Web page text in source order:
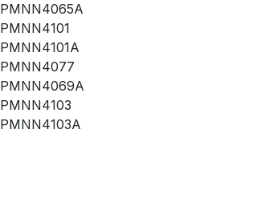
PMNN4065A
PMNN4101
PMNN4101A
PMNN4077
PMNN4069A
PMNN4103
PMNN4103A